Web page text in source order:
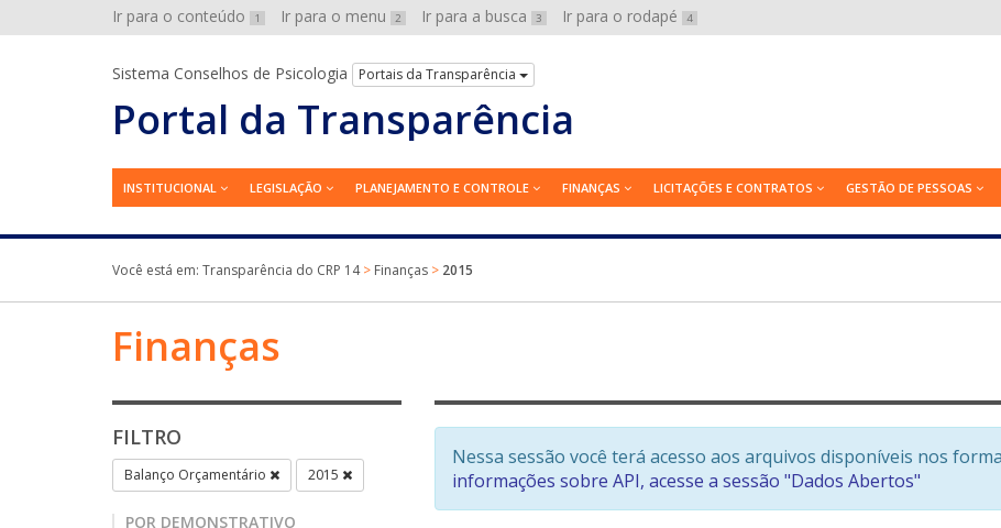
Ir para o conteúdo 1 Ir para o menu 2 Ir para a busca 3 Ir para o rodapé 4
Sistema Conselhos de Psicologia Portais da Transparência
Portal da Transparência
INSTITUCIONAL LEGISLAÇÃO PLANEJAMENTO E CONTROLE FINANÇAS LICITAÇÕES E CONTRATOS GESTÃO DE PESSOAS
Você está em: Transparência do CRP 14> Finanças > 2015
Finanças
FILTRO
Balanço Orçamentário 2015
POR DEMONSTRATIVO
Nessa sessão você terá acesso aos arquivos disponíveis nos
informações sobre API, acesse a sessão "Dados Abertos"